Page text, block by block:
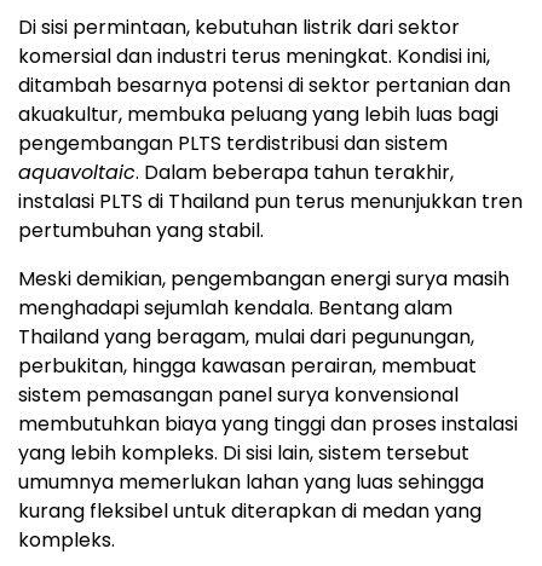
Di sisi permintaan, kebutuhan listrik dari sektor
komersial dan industri terus meningkat. Kondisi ini,
ditambah besarnya potensi di sektor pertanian dan
akuakultur, membuka peluang yang lebih luas bagi
pengembangan PLTS terdistribusi dan sistem
aquavoltaic. Dalam beberapa tahun terakhir,
instalasi PLTS di Thailand pun terus menunjukkan tren
pertumbuhan yang stabil.
Meski demikian, pengembangan energi surya masih
menghadapi sejumlah kendala. Bentang alam
Thailand yang beragam, mulai dari pegunungan,
perbukitan, hingga kawasan perairan, membuat
sistem pemasangan panel surya konvensional
membutuhkan biaya yang tinggi dan proses instalasi
yang lebih kompleks. Di sisi lain, sistem tersebut
umumnya memerlukan lahan yang luas sehingga
kurang fleksibel untuk diterapkan di medan yang
kompleks.